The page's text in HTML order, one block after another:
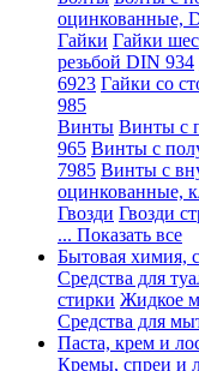
оцинкованные,
Гайки Гайки
резьбой DIN 934
6923 Гайки со
985
Винты Винты с
965 Винты с
7985 Винты с
оцинкованные,
Гвозди Гвозди
... Показать все
Бытовая химия,
Средства для
стирки Жидкое
Средства для
Паста, крем и
Кремы, спреи и